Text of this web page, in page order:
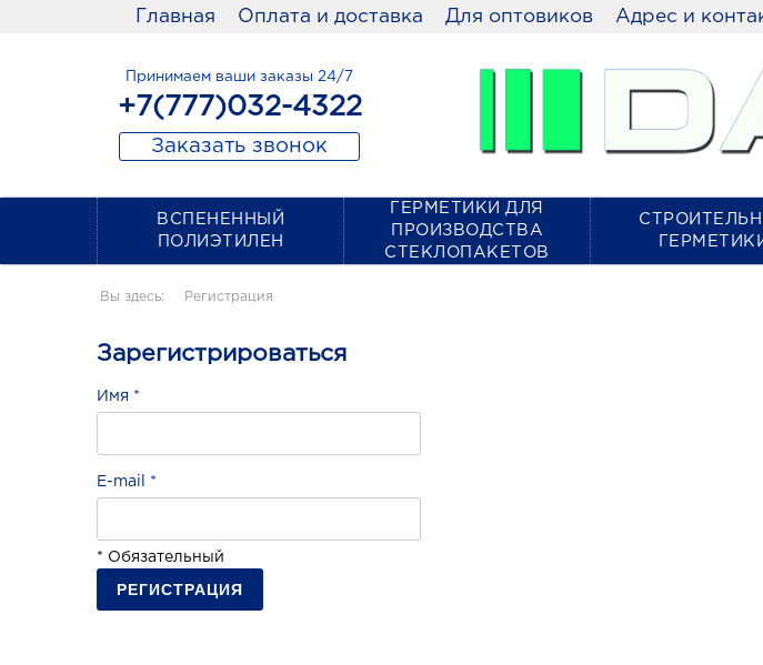
Главная Оплата и доставка Для оптовиков Адрес и
Принимаем ваши заказы 24/7
+7(777)032-4322
Заказать звонок
ВСПЕНЕННЫЙ
ПОЛИЭТИЛЕН
ГЕРМЕТИКИ ДЛЯ
ПРОИЗВОДСТВА
СТЕКЛОПАКЕТОВ
Вы здесь: Регистрация
Зарегистрироваться
Имя *
E-mail *
* Обязательный